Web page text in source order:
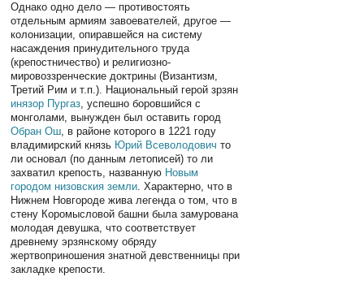
Однако одно дело — противостоять
отдельным армиям завоевателей, другое —
колонизации, опиравшейся на систему
насаждения принудительного труда
(крепостничество) и религиозно-
мировоззренческие доктрины (Византизм,
Третий Рим и т.п.). Национальный герой зрзян
инязор Пургаз, успешно боровшийся с
монголами, вынужден был оставить город
Обран Ош, в районе которого в 1221 году
владимирский князь Юрий Всеволодович то
ли основал (по данным летописей) то ли
захватил крепость, названную Новым
городом низовския земли. Характерно, что в
Нижнем Новгороде жива легенда о том, что в
стену Коромысловой башни была замурована
молодая девушка, что соответствует
древнему эрзянскому обряду
жертвоприношения знатной девственницы при
закладке крепости.